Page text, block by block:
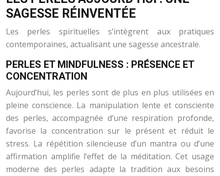
SAGESSE RÉINVENTÉE
Les perles spirituelles s’intègrent aux pratiques
contemporaines, actualisant une sagesse ancestrale.
PERLES ET MINDFULNESS : PRÉSENCE ET
CONCENTRATION
Aujourd’hui, les perles sont de plus en plus utilisées en
pleine conscience. La manipulation lente et consciente
des perles, accompagnée d’une respiration profonde,
favorise la concentration sur le présent et réduit le
stress. La répétition silencieuse d’un mantra ou d’une
affirmation amplifie l’effet de la méditation. Cet usage
moderne des perles adapte la tradition aux besoins